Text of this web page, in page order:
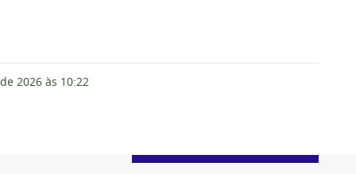
2026 às 10:22